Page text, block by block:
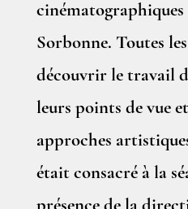
Sorbonne. Toutes
découvrir le travail
leurs points de vue
approches
était consacré à la